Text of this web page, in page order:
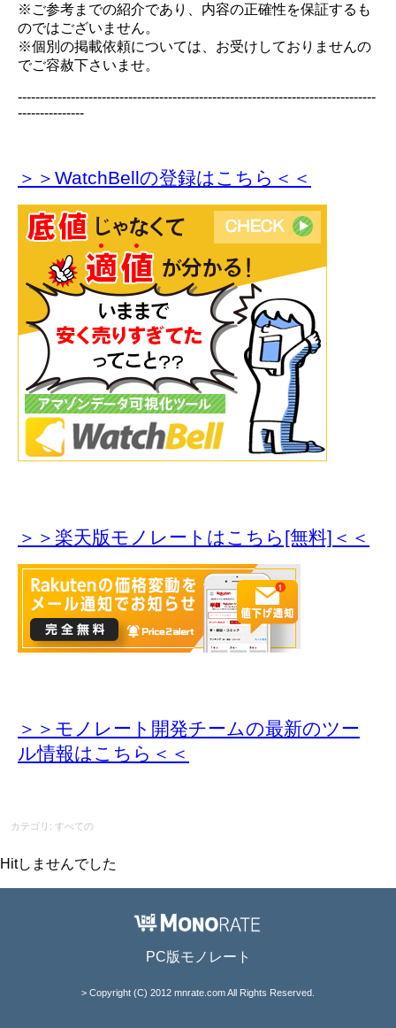
※ご参考までの紹介であり、内容の正確性を保証するも
のではございません。
※個別の掲載依頼については、お受けしておりませんの
でご容赦下さいませ。
---------------------------------------------------------------------------------
---------------
＞＞WatchBellの登録はこちら＜＜
＞＞楽天版モノレートはこちら[無料]＜＜
＞＞モノレート開発チームの最新のツー
ル情報はこちら＜＜
カテゴリ: すべての
Hitしませんでした
PC版モノレート
> Copyright (C) 2012 mnrate.com All Rights Reserved.